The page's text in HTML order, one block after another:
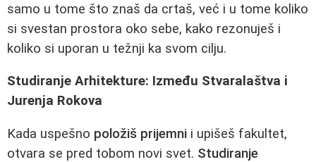
samo u tome što znaš da crtaš, već i u tome koliko
si svestan prostora oko sebe, kako rezonuješ i
koliko si uporan u težnji ka svom cilju.
Studiranje Arhitekture: Između Stvaralaštva i
Jurenja Rokova
Kada uspešno položiš prijemni i upišeš fakultet,
otvara se pred tobom novi svet. Studiranje